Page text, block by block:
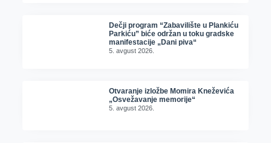
Dečji program “Zabavilište u Plankiću
Parkiću” biće održan u toku gradske
manifestacije „Dani piva“
5. avgust 2026.
Otvaranje izložbe Momira Kneževića
„Osvežavanje memorije“
5. avgust 2026.